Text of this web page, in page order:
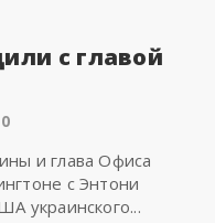
с главой
0
и глава Офиса
с Энтони
украинского...